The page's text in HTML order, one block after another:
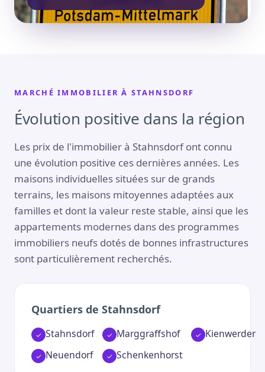
MARCHÉ IMMOBILIER À STAHNSDORF
Évolution positive dans la région
Les prix de l'immobilier à Stahnsdorf ont connu
une évolution positive ces dernières années. Les
maisons individuelles situées sur de grands
terrains, les maisons mitoyennes adaptées aux
familles et dont la valeur reste stable, ainsi que les
appartements modernes dans des programmes
immobiliers neufs dotés de bonnes infrastructures
sont particulièrement recherchés.
Quartiers de Stahnsdorf
Stahnsdorf Marggraffshof
Kienwerder
Neuendorf
Schenkenhorst